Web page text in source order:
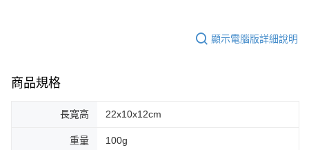
顯示電腦版詳細說明
商品規格
長寬高 22x10x12cm
重量 100g